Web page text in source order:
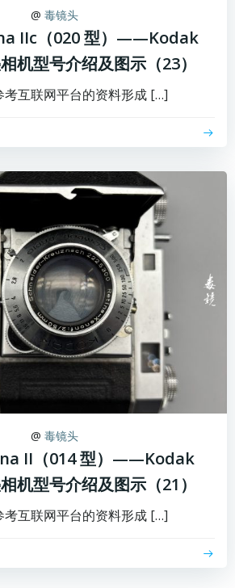
@ 毒镜头
IIc（020 型）——Kodak
机型号介绍及图示（23）
考互联网平台的资料形成 […]
@ 毒镜头
II（014 型）——Kodak
机型号介绍及图示（21）
考互联网平台的资料形成 […]